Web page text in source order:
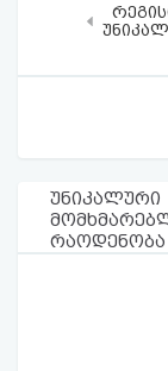
‹
უნიკალური
რაოდენობა